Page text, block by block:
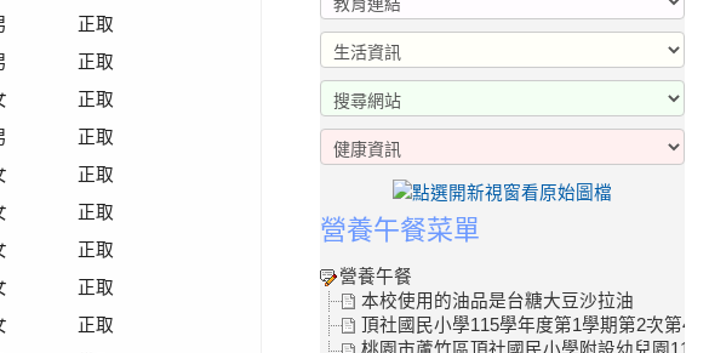
正取
正取
正取
正取
正取
正取
正取
正取
正取
營養午餐菜單
營養午餐
本校使用的油品是台糖大豆沙拉油
頂社國民小學115學年度第1學期第2次第4